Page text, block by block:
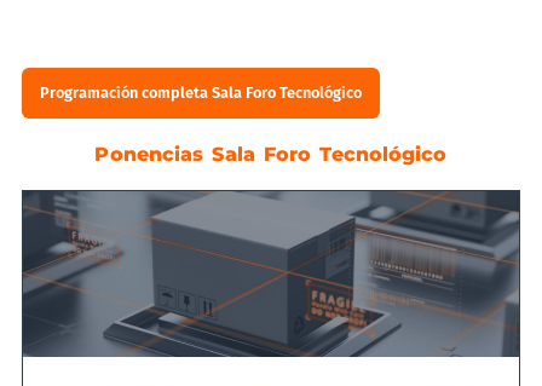
Programación completa Sala Foro Tecnológico
Ponencias Sala Foro Tecnológico